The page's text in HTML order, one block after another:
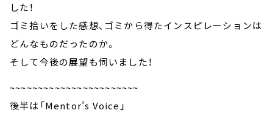
した！
ゴミ拾いをした感想、ゴミから得たインスピレーションは
どんなものだったのか。
そして今後の展望も伺いました！
~~~~~~~~~~~~~~~~~~~~~~~
後半は「Mentor’s Voice」